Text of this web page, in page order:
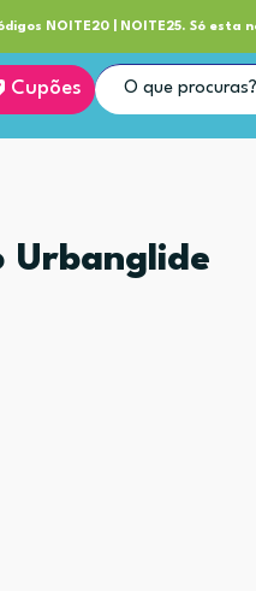
NOITE20 | NOITE25. Só esta
Entrega
Cupões
Urbanglide